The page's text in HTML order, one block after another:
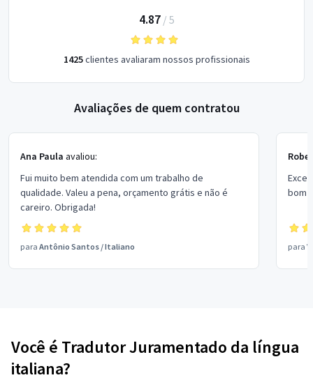
4.87/ 5
1425clientes avaliaram nossos profissionais
Avaliações de quem contratou
Ana Paula avaliou:
Fui muito bem atendida com um trabalho de
qualidade. Valeu a pena, orçamento grátis e não é
careiro. Obrigada!
para Antônio Santos /Italiano
bom
para
Você é Tradutor Juramentado da língua
italiana?